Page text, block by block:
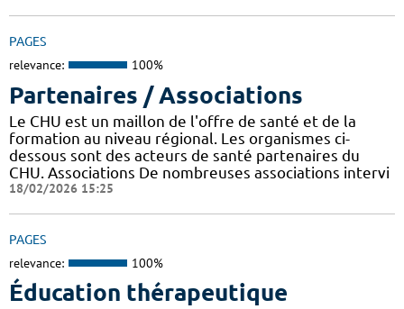
PAGES
relevance: 100%
Partenaires / Associations
Le CHU est un maillon de l'offre de santé et de la
formation au niveau régional. Les organismes ci-
dessous sont des acteurs de santé partenaires du
CHU. Associations De nombreuses associations intervi
18/02/2026 15:25
PAGES
relevance: 100%
Éducation thérapeutique